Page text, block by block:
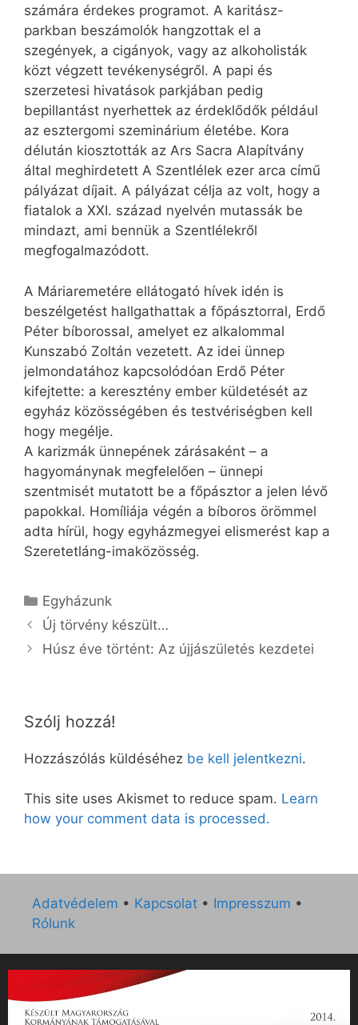
számára érdekes programot. A karitász-
parkban beszámolók hangzottak el a
szegények, a cigányok, vagy az alkoholisták
közt végzett tevékenységről. A papi és
szerzetesi hivatások parkjában pedig
bepillantást nyerhettek az érdeklődők például
az esztergomi szeminárium életébe. Kora
délután kiosztották az Ars Sacra Alapítvány
által meghirdetett A Szentlélek ezer arca című
pályázat díjait. A pályázat célja az volt, hogy a
fiatalok a XXI. század nyelvén mutassák be
mindazt, ami bennük a Szentlélekről
megfogalmazódott.
A Máriaremetére ellátogató hívek idén is
beszélgetést hallgathattak a főpásztorral, Erdő
Péter bíborossal, amelyet ez alkalommal
Kunszabó Zoltán vezetett. Az idei ünnep
jelmondatához kapcsolódóan Erdő Péter
kifejtette: a keresztény ember küldetését az
egyház közösségében és testvériségben kell
hogy megélje.
A karizmák ünnepének zárásaként – a
hagyománynak megfelelően – ünnepi
szentmisét mutatott be a főpásztor a jelen lévő
papokkal. Homíliája végén a bíboros örömmel
adta hírül, hogy egyházmegyei elismerést kap a
Szeretetláng-imaközösség.
Kategória
Egyházunk
Új törvény készült…
Húsz éve történt: Az újjászületés kezdetei
Szólj hozzá!
Hozzászólás küldéséhez be kell jelentkezni.
This site uses Akismet to reduce spam. Learn
how your comment data is processed.
Adatvédelem • Kapcsolat • Impresszum •
Rólunk